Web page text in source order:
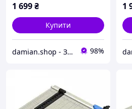
1 699₴
Купити
damian.shop - Знайдеться все! Техніка і не лише... 98%
1